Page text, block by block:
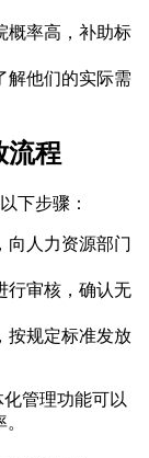
概率高，补助标
解他们的实际需
流程
下步骤：
向人力资源部门
行审核，确认无
按规定标准发放
管理功能可以